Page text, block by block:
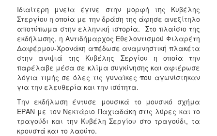
Ιδιαίτερη μνεία έγινε στην μορφή της Κυβέλης
Στεργίου η οποία με την δράση της άφησε ανεξίτηλο
αποτύπωμα στην ελληνική ιστορία. Στο πλαίσιο της
εκδήλωσης, η Αντιδήμαρχος Εθελοντισμού Φιλαρέτη
Δαφέρμου-Χρονάκη απέδωσε αναμνηστική πλακέτα
στην ανιψιά της Κυβέλης Σεργίου η οποία την
παρέλαβε μέσα σε κλίμα συγκίνησης και αφιέρωσε
λόγια τιμής σε όλες τις γυναίκες που αγωνίστηκαν
για την ελευθερία και την ισότητα.
Την εκδήλωση έντυσε μουσικά το μουσικό σχήμα
ΕΡΑΝ με τον Νεκτάριο Παχιαδάκη στις λύρες και το
τραγούδι και την Κυβέλη Σεργίου στο τραγούδι, τα
κρουστά και το λαούτο.